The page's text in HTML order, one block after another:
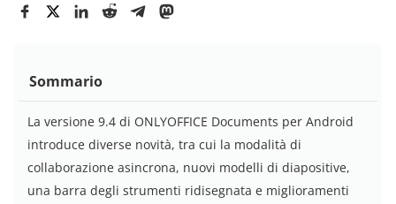
Sommario
La versione 9.4 di ONLYOFFICE Documents per Android
introduce diverse novità, tra cui la modalità di
collaborazione asincrona, nuovi modelli di diapositive,
una barra degli strumenti ridisegnata e miglioramenti